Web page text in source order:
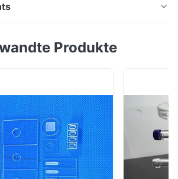
500mm.Toleranz 2.Thickness:
406.Transmittance >90%7.Sharpe:
die Größe machen und Form nach
...
Produkte